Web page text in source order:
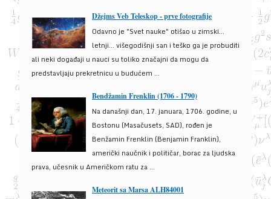
Džejms Veb Teleskop - prve fotografije
Odavno je "Svet nauke" otišao u zimski...
letnji... višegodišnji san i teško ga je probuditi
ali neki događaji u nauci su toliko značajni da mogu da
predstavljaju prekretnicu u budućem ...
Bendžamin Frenklin (1706 - 1790)
Na današnji dan, 17. januara, 1706. godine, u
Bostonu (Masačusets, SAD), rođen je
Benžamin Frenklin (Benjamin Franklin),
američki naučnik i političar, borac za ljudska
prava, učesnik u Američkom ratu za ...
Meteorit sa Marsa ALH84001